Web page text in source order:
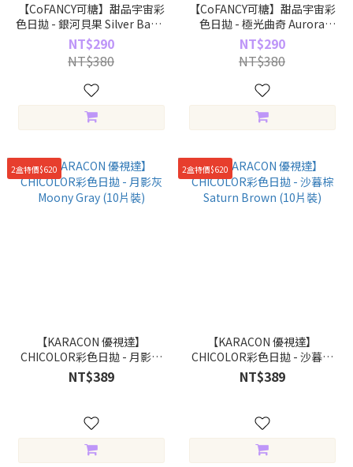
【CoFANCY可糖】甜品宇宙彩
色日拋 - 銀河貝果 Silver Bagel
(10片裝)
NT$290
NT$380
【CoFANCY可糖】甜品宇宙彩
色日拋 - 極光曲奇 Aurora
Cookie (10片裝)
NT$290
NT$380
2盒特價$620
【KARACON 優視達】
CHICOLOR彩色日拋 - 月影灰
Moony Gray (10片裝)
NT$389
2盒特價$620
【KARACON 優視達】
CHICOLOR彩色日拋 - 沙暮棕
Saturn Brown (10片裝)
NT$389